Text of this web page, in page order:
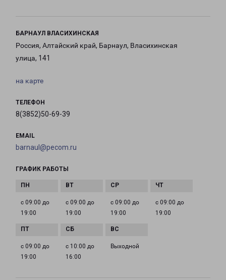
БАРНАУЛ ВЛАСИХИНСКАЯ
Россия, Алтайский край, Барнаул, Власихинская
улица, 141
на карте
ТЕЛЕФОН
8(3852)50-69-39
EMAIL
barnaul@pecom.ru
ГРАФИК РАБОТЫ
с 09:00 до
19:00
с 09:00 до
19:00
с 09:00 до
19:00
с 09:00 до
19:00
с 09:00 до
19:00
с 10:00 до
16:00
Выходной